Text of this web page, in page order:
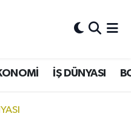
İŞ DÜNYASI